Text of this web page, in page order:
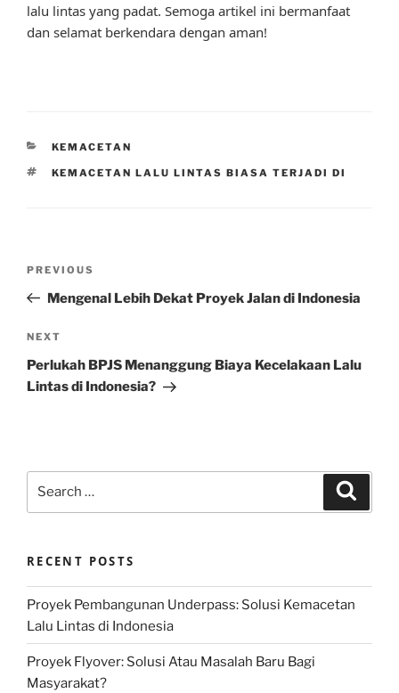
lalu lintas yang padat. Semoga artikel ini bermanfaat
dan selamat berkendara dengan aman!
CATEGORIES
KEMACETAN
TAGS
KEMACETAN LALU LINTAS BIASA TERJADI DI
Previous
Post
PREVIOUS
Mengenal Lebih Dekat Proyek Jalan di Indonesia
Next
Post
NEXT
Perlukah BPJS Menanggung Biaya Kecelakaan Lalu
Lintas di Indonesia?
RECENT POSTS
Proyek Pembangunan Underpass: Solusi Kemacetan
Lalu Lintas di Indonesia
Proyek Flyover: Solusi Atau Masalah Baru Bagi
Masyarakat?